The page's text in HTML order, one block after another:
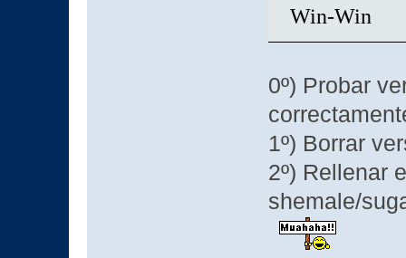
Win-Win
0º) Probar
1º) Borrar
2º) Rellenar
shemale/